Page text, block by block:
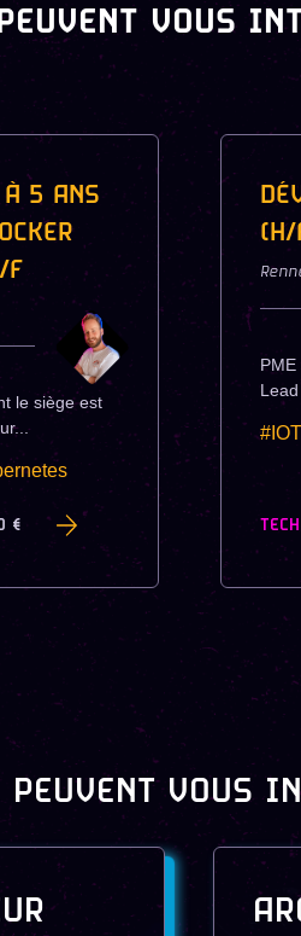
VOUS
5 ANS
F
le siège est
€
#IOT
TECH
VOUS